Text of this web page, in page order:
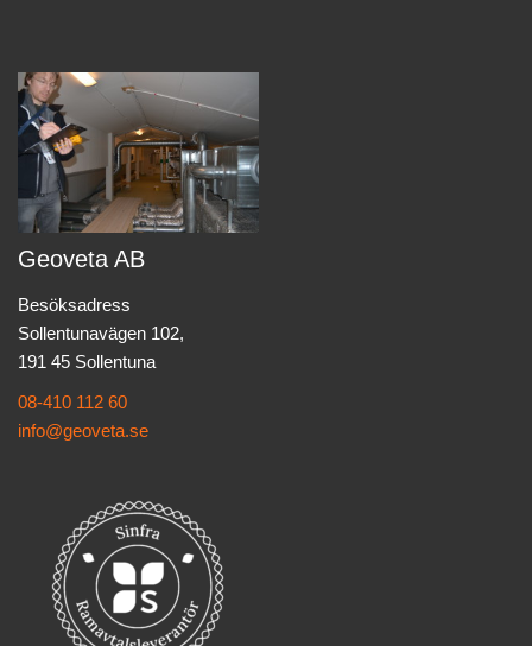
Geoveta AB
Besöksadress
Sollentunavägen 102,
191 45 Sollentuna
08-410 112 60
info@geoveta.se